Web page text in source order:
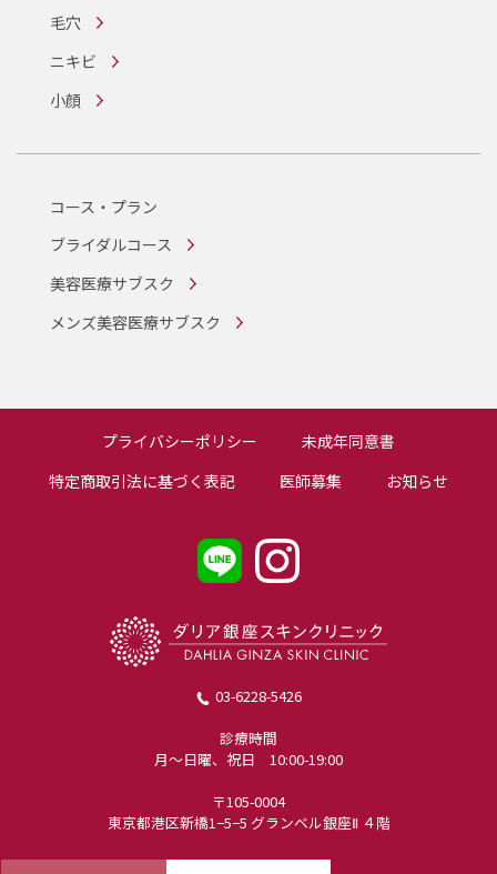
毛穴
ニキビ
小顔
コース・プラン
ブライダルコース
美容医療サブスク
メンズ美容医療サブスク
プライバシーポリシー
未成年同意書
特定商取引法に基づく表記
医師募集 お知らせ
03-6228-5426
診療時間
月〜日曜、祝日 10:00-19:00
〒105-0004
東京都港区新橋1−5−5 グランベル銀座Ⅱ ４階